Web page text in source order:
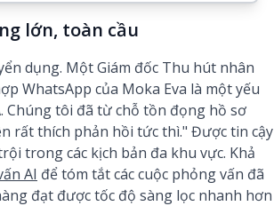
lớn, toàn cầu
dụng. Một Giám đốc Thu hút nhân
WhatsApp của Moka Eva là một yếu
Chúng tôi đã từ chỗ tồn đọng hồ sơ
rất thích phản hồi tức thì." Được tin cậy
trong các kịch bản đa khu vực. Khả
AI để tóm tắt các cuộc phỏng vấn đã
đạt được tốc độ sàng lọc nhanh hơn